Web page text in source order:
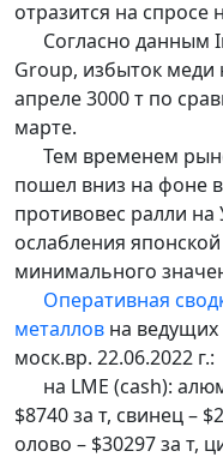
отразится на спросе
Согласно данным
Group, избыток
апреле 3000 т по
марте.
Тем временем
пошел вниз на фоне
противовес ралли
ослабления
минимального
Оперативная
металлов на
моск.вр. 22.06.2022 г.:
на LME (cash):
$8740 за т, свинец –
олово – $30297 за т,